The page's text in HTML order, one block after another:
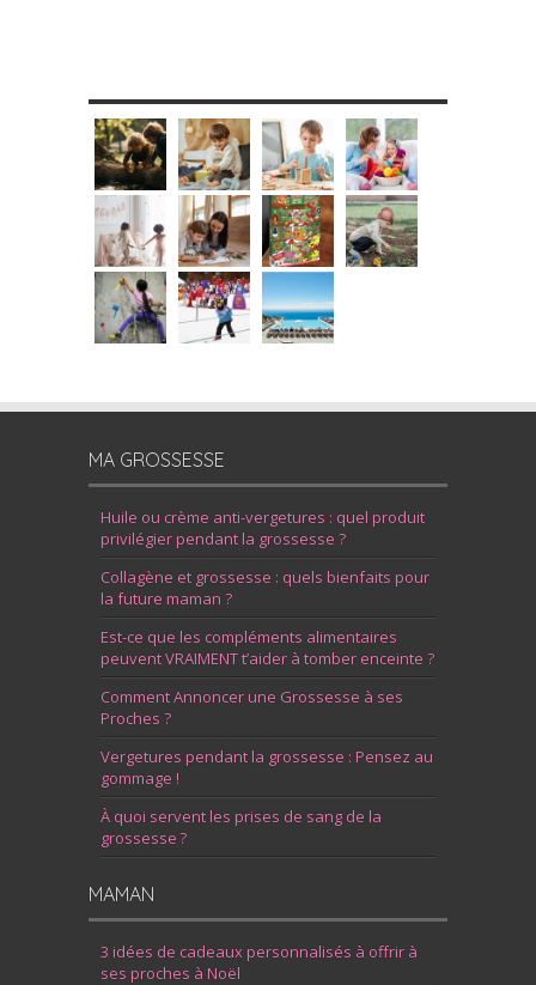
MA GROSSESSE
Huile ou crème anti-vergetures : quel produit
privilégier pendant la grossesse ?
Collagène et grossesse : quels bienfaits pour
la future maman ?
Est-ce que les compléments alimentaires
peuvent VRAIMENT t’aider à tomber enceinte ?
Comment Annoncer une Grossesse à ses
Proches ?
Vergetures pendant la grossesse : Pensez au
gommage !
À quoi servent les prises de sang de la
grossesse ?
MAMAN
3 idées de cadeaux personnalisés à offrir à
ses proches à Noël